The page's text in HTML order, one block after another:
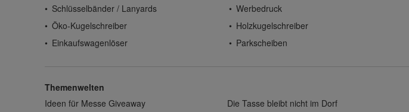
Schlüsselbänder / Lanyards
Werbedruck
Öko-Kugelschreiber
Holzkugelschreiber
Einkaufswagenlöser
Parkscheiben
Themenwelten
Ideen für Messe Giveaway
Die Tasse bleibt nicht im Dorf